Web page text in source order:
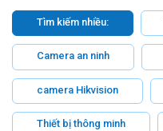
Tìm kiếm nhiều:
Camera an ninh
camera Hikvision
Thiết bị thông minh